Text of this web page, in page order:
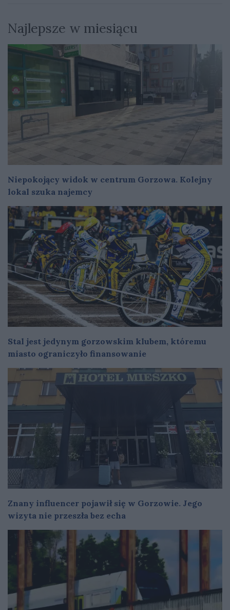
Najlepsze w miesiącu
Niepokojący widok w centrum Gorzowa. Kolejny
lokal szuka najemcy
Stal jest jedynym gorzowskim klubem, któremu
miasto ograniczyło finansowanie
Znany influencer pojawił się w Gorzowie. Jego
wizyta nie przeszła bez echa